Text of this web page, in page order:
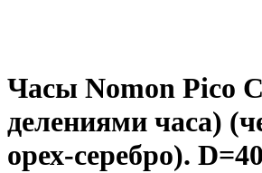
Часы Nomon Pico
делениями часа)
орех-серебро).